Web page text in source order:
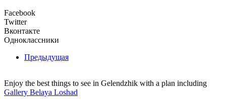
Facebook
Twitter
Вконтакте
Одноклассники
Предыдущая
Enjoy the best things to see in Gelendzhik with a plan including
Gallery Belaya Loshad